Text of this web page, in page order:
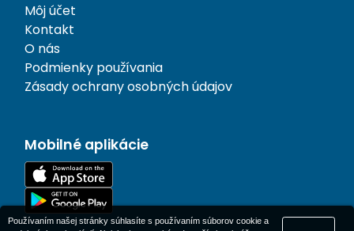
Môj účet
Kontakt
O nás
Podmienky používania
Zásady ochrany osobných údajov
Mobilné aplikácie
Používaním našej stránky súhlasíte s používaním súborov cookie a